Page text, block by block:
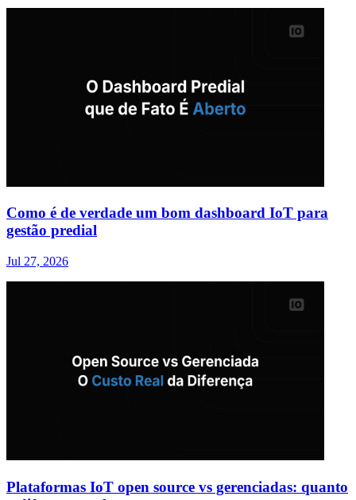
Como é de verdade um bom dashboard IoT para
gestão predial
Jul 27, 2026
Plataformas IoT open source vs gerenciadas: quanto